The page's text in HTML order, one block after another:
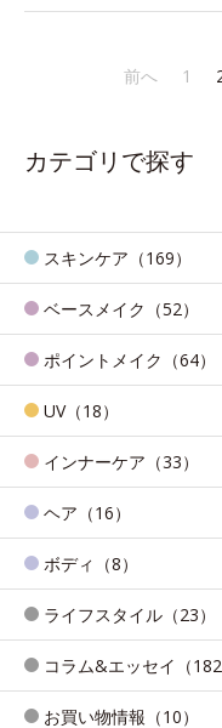
前へ 1
カテゴリで探す
スキンケア（169）
ベースメイク（52）
ポイントメイク（64）
UV（18）
インナーケア（33）
ヘア（16）
ボディ（8）
ライフスタイル（23）
コラム&エッセイ（182
お買い物情報（10）